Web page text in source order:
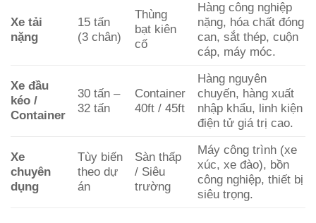
Xe tải
nặng
15 tấn
(3 chân)
Thùng
bạt kiên
cố
Hàng công nghiệp
nặng, hóa chất đóng
can, sắt thép, cuộn
cáp, máy móc.
Xe đầu
kéo /
Container
30 tấn –
32 tấn
Container
40ft / 45ft
Hàng nguyên
chuyến, hàng xuất
nhập khẩu, linh kiện
điện tử giá trị cao.
Xe
chuyên
dụng
Tùy biến
theo dự
án
Sàn thấp
/ Siêu
trường
Máy công trình (xe
xúc, xe đào), bồn
công nghiệp, thiết bị
siêu trọng.